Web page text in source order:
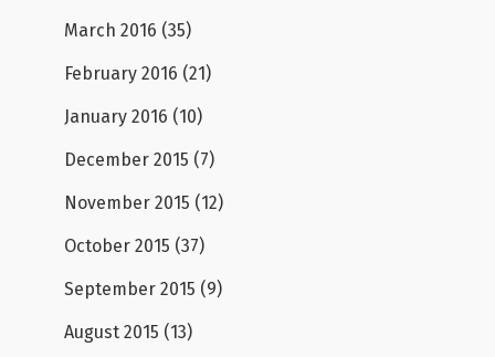
March 2016 (35)
February 2016 (21)
January 2016 (10)
December 2015 (7)
November 2015 (12)
October 2015 (37)
September 2015 (9)
August 2015 (13)